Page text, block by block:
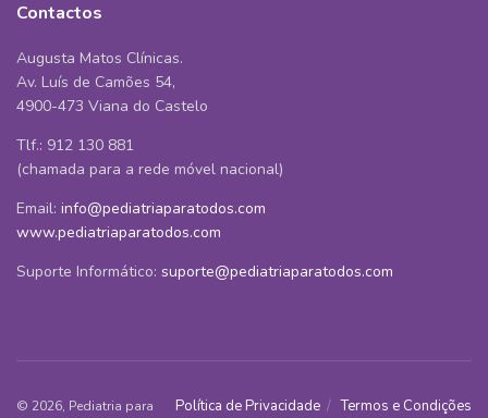
Contactos
Augusta Matos Clínicas.
Av. Luís de Camões 54,
4900-473 Viana do Castelo
Tlf.: 912 130 881
(chamada para a rede móvel nacional)
Email: info@pediatriaparatodos.com
www.pediatriaparatodos.com
Suporte Informático: suporte@pediatriaparatodos.com
Política de Privacidade Termos e Condições
© 2026, Pediatria para